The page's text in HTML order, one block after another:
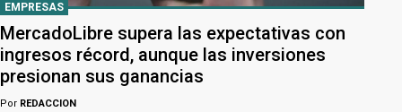
EMPRESAS
MercadoLibre supera las expectativas con
ingresos récord, aunque las inversiones
presionan sus ganancias
Por REDACCION